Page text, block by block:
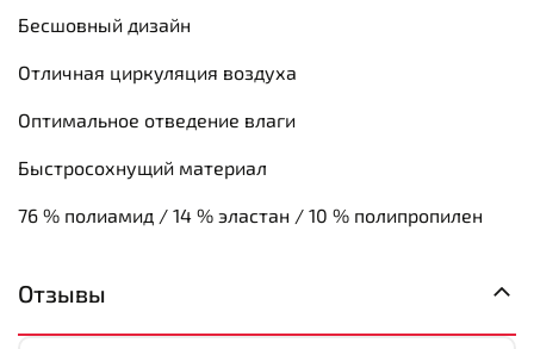
Бесшовный дизайн
Отличная циркуляция воздуха
Оптимальное отведение влаги
Быстросохнущий материал
76 % полиамид / 14 % эластан / 10 % полипропилен
Отзывы